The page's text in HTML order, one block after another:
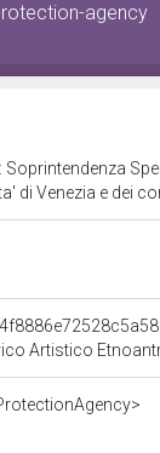
agency
Soprintendenza
di Venezia e dei
Artistico